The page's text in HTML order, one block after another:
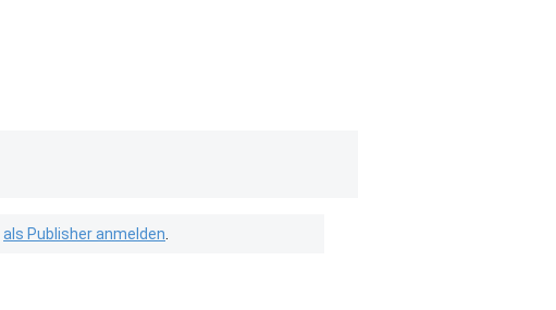
als Publisher anmelden